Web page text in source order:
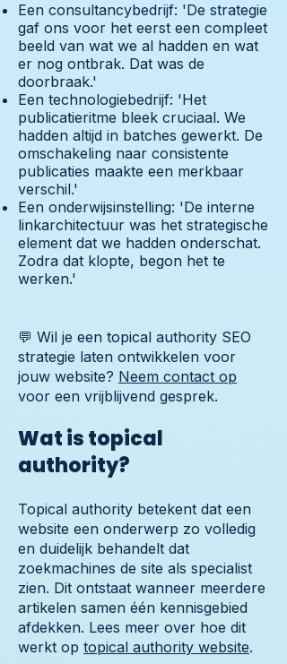
Een consultancybedrijf: 'De strategie
gaf ons voor het eerst een compleet
beeld van wat we al hadden en wat
er nog ontbrak. Dat was de
doorbraak.'
Een technologiebedrijf: 'Het
publicatieritme bleek cruciaal. We
hadden altijd in batches gewerkt. De
omschakeling naar consistente
publicaties maakte een merkbaar
verschil.'
Een onderwijsinstelling: 'De interne
linkarchitectuur was het strategische
element dat we hadden onderschat.
Zodra dat klopte, begon het te
werken.'
💬 Wil je een topical authority SEO
strategie laten ontwikkelen voor
jouw website? Neem contact op
voor een vrijblijvend gesprek.
Wat is topical
authority?
Topical authority betekent dat een
website een onderwerp zo volledig
en duidelijk behandelt dat
zoekmachines de site als specialist
zien. Dit ontstaat wanneer meerdere
artikelen samen één kennisgebied
afdekken. Lees meer over hoe dit
werkt op topical authority website.